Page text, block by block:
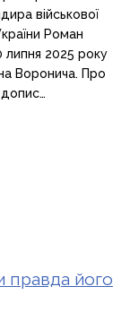
військової
Роман
липня 2025 року
Воронича. Про
правда його